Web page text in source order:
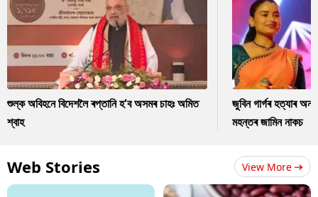
শুল্ক অবিহনে বিদেশলৈ ৰপ্তানি হ'ব অসমৰ চাহঃ অমিত
শ্বাহ
জুবিন গাৰ্গৰ হত্যাৰ
মহন্তৰ জামিন নাকচ
Web Stories View More